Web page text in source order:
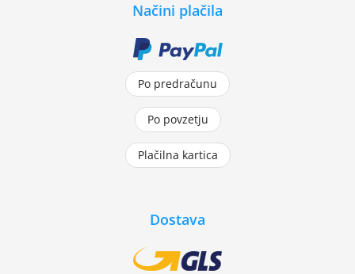
Načini plačila
Po predračunu
Po povzetju
Plačilna kartica
Dostava